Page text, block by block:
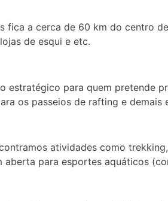
fica a cerca de 60 km do centro
de esqui e etc.
estratégico para quem pretende
os passeios de rafting e
atividades como
aberta para esportes aquáticos